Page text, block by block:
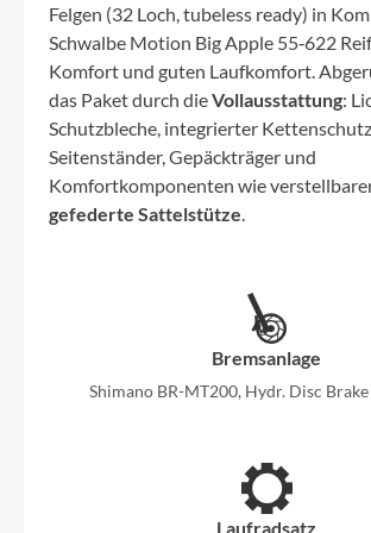
Felgen (32 Loch, tubeless ready) in
Schwalbe Motion Big Apple 55‑622
Komfort und guten Laufkomfort.
das Paket durch dieVollausstattung:
Schutzbleche, integrierter
Seitenständer, Gepäckträger und
Komfortkomponenten wie
gefederte Sattelstütze.
Bremsanlage
Shimano BR-MT200, Hydr. Disc
Laufradsatz